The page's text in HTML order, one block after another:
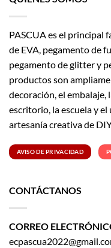
PASCUA es el principal
de EVA, pegamento de
pegamento de glitter y
productos son
decoración, el embalaje,
escritorio, la escuela y
artesanía creativa de
AVISO DE PRIVACIDAD
CONTÁCTANOS
CORREO